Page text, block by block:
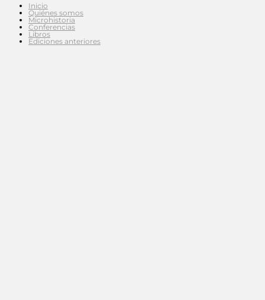
Inicio
Quiénes somos
Microhistoria
Conferencias
Libros
Ediciones anteriores